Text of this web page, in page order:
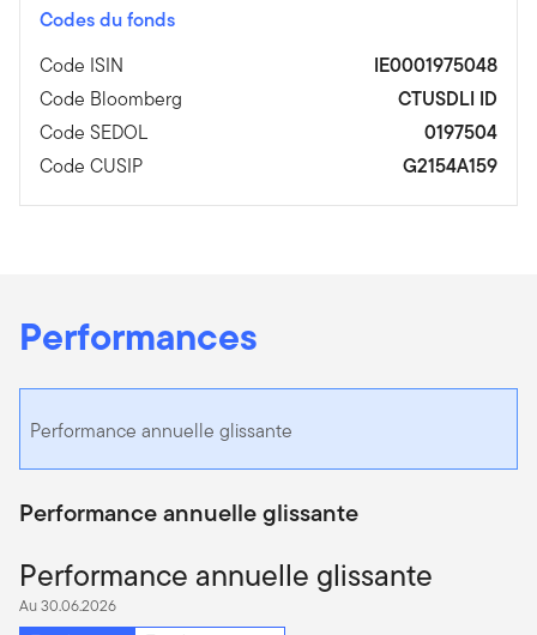
Codes du fonds
Code ISIN
IE0001975048
Code Bloomberg
CTUSDLI ID
Code SEDOL
0197504
Code CUSIP
G2154A159
Performances
Performance annuelle glissante
Performance annuelle glissante
Performance annuelle glissante
Au 30.06.2026